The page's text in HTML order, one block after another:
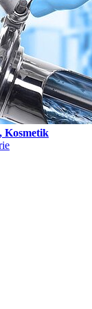
Kosmetik